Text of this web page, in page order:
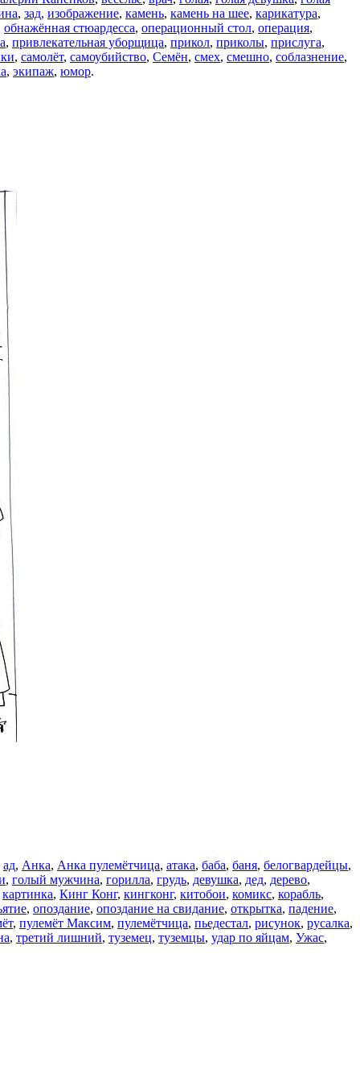
, зад, изображение, камень, камень на шее, карикатура,
обнажённая стюардесса, операционный стол, операция,
, привлекательная уборщица, прикол, приколы, прислуга,
, самолёт, самоубийство, Семён, смех, смешно, соблазнение,
, экипаж, юмор.
ад, Анка, Анка пулемётчица, атака, баба, баня, белогвардейцы,
, голый мужчина, горилла, грудь, девушка, дед, дерево,
картинка, Кинг Конг, кингконг, китобои, комикс, корабль,
, опоздание, опоздание на свидание, открытка, падение,
, пулемёт Максим, пулемётчица, пьедестал, рисунок, русалка,
, третий лишний, туземец, туземцы, удар по яйцам, Ужас,